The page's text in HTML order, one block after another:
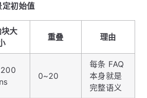
初始值
大
重叠 理由
0~20
每条 FAQ
本身就是
完整语义